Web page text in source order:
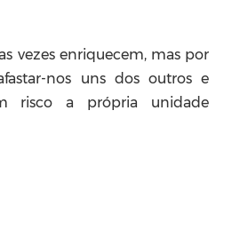
vezes enriquecem, mas por
nos uns dos outros e
risco a própria unidade